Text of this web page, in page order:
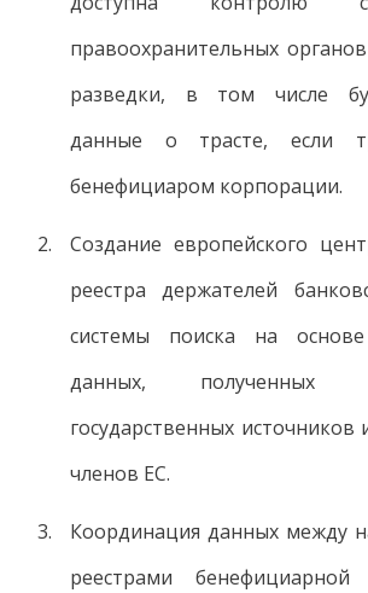
правоохранительных
разведки, в том числе
данные о трасте, если
бенефициаром корпорации.
Создание европейского
реестра держателей
системы поиска на
данных, полученных
государственных источников
членов ЕС.
Координация данных между
реестрами бенефициарной